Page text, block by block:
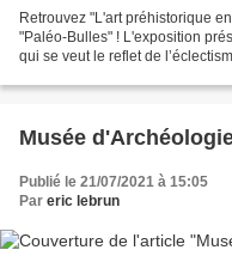
Retrouvez "L'art préhistorique
"Paléo-Bulles" ! L'exposition
qui se veut le reflet de
Musée
Publié le 21/07/2021 à 15:05
Par eric lebrun